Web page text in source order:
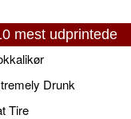
mest udprintede
Drunk
Tire